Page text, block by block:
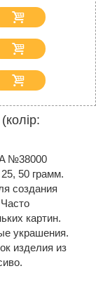
№38000
50 грамм.
создания
картин.
украшения.
изделия из